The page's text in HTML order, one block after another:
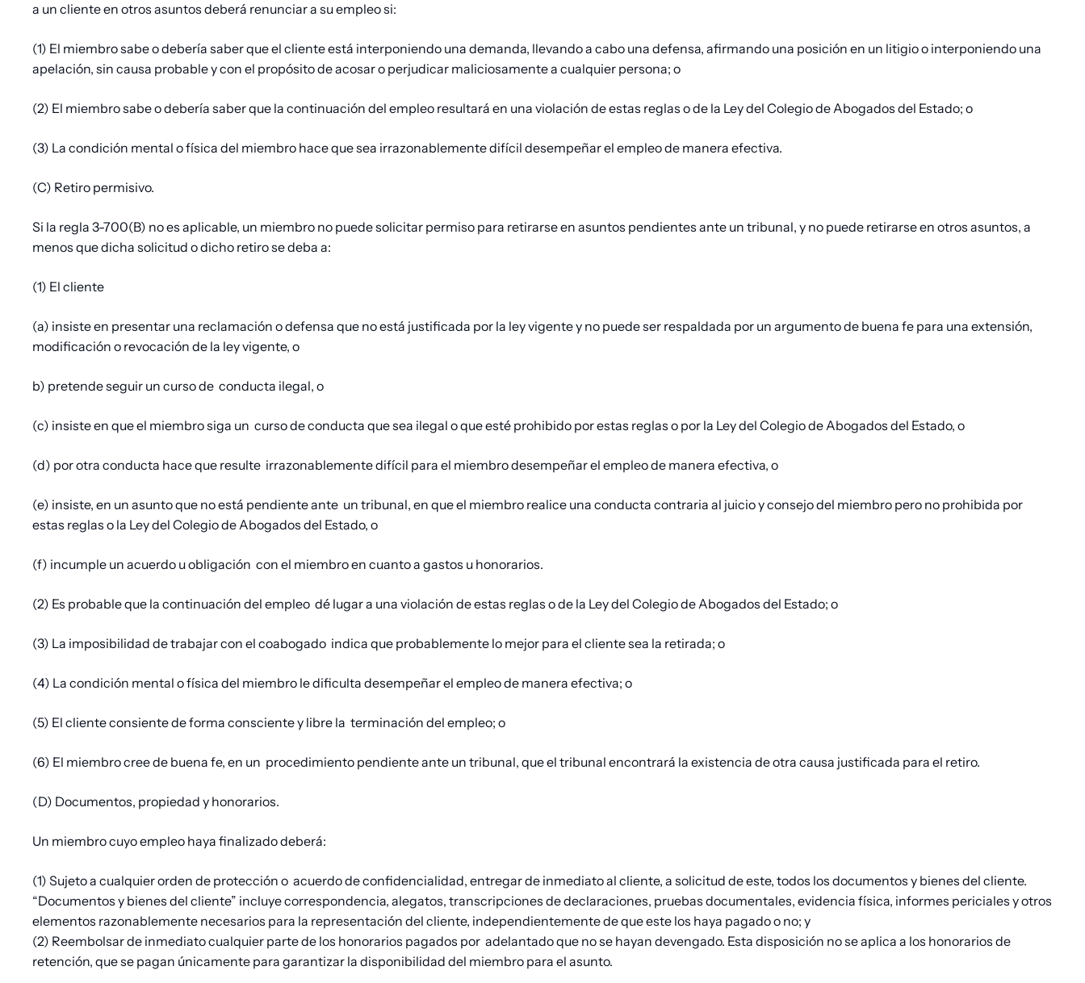
a un cliente en otros asuntos deberá renunciar a su empleo si:
(1) El miembro sabe o debería saber que el cliente está interponiendo una demanda, llevando a cabo una defensa, afirmando una posición en un litigio o interponiendo una
apelación, sin causa probable y con el propósito de acosar o perjudicar maliciosamente a cualquier persona; o
(2) El miembro sabe o debería saber que la continuación del empleo resultará en una violación de estas reglas o de la Ley del Colegio de Abogados del Estado; o
(3) La condición mental o física del miembro hace que sea irrazonablemente difícil desempeñar el empleo de manera efectiva.
(C) Retiro permisivo.
Si la regla 3-700(B) no es aplicable, un miembro no puede solicitar permiso para retirarse en asuntos pendientes ante un tribunal, y no puede retirarse en otros asuntos, a
menos que dicha solicitud o dicho retiro se deba a:
(1) El cliente
(a) insiste en presentar una reclamación o defensa que no está justificada por la ley vigente y no puede ser respaldada por un argumento de buena fe para una extensión,
modificación o revocación de la ley vigente, o
b) pretende seguir un curso de conducta ilegal, o
(c) insiste en que el miembro siga un curso de conducta que sea ilegal o que esté prohibido por estas reglas o por la Ley del Colegio de Abogados del Estado, o
(d) por otra conducta hace que resulte irrazonablemente difícil para el miembro desempeñar el empleo de manera efectiva, o
(e) insiste, en un asunto que no está pendiente ante un tribunal, en que el miembro realice una conducta contraria al juicio y consejo del miembro pero no prohibida por
estas reglas o la Ley del Colegio de Abogados del Estado, o
(f) incumple un acuerdo u obligación con el miembro en cuanto a gastos u honorarios.
(2) Es probable que la continuación del empleo dé lugar a una violación de estas reglas o de la Ley del Colegio de Abogados del Estado; o
(3) La imposibilidad de trabajar con el coabogado indica que probablemente lo mejor para el cliente sea la retirada; o
(4) La condición mental o física del miembro le dificulta desempeñar el empleo de manera efectiva; o
(5) El cliente consiente de forma consciente y libre la terminación del empleo; o
(6) El miembro cree de buena fe, en un procedimiento pendiente ante un tribunal, que el tribunal encontrará la existencia de otra causa justificada para el retiro.
(D) Documentos, propiedad y honorarios.
Un miembro cuyo empleo haya finalizado deberá:
(1) Sujeto a cualquier orden de protección o acuerdo de confidencialidad, entregar de inmediato al cliente, a solicitud de este, todos los documentos y bienes del cliente.
“Documentos y bienes del cliente” incluye correspondencia, alegatos, transcripciones de declaraciones, pruebas documentales, evidencia física, informes periciales y otros
elementos razonablemente necesarios para la representación del cliente, independientemente de que este los haya pagado o no; y
(2) Reembolsar de inmediato cualquier parte de los honorarios pagados por adelantado que no se hayan devengado. Esta disposición no se aplica a los honorarios de
retención, que se pagan únicamente para garantizar la disponibilidad del miembro para el asunto.